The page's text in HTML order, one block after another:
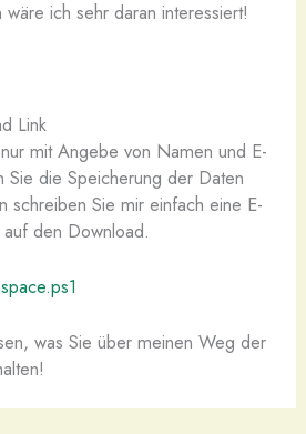
ich sehr daran interessiert!
Link
mit Angebe von Namen und E-
Sie die Speicherung der Daten
schreiben Sie mir einfach eine E-
den Download.
was Sie über meinen Weg der